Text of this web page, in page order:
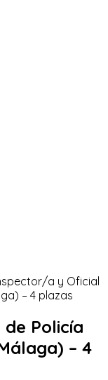
Policía
– 4